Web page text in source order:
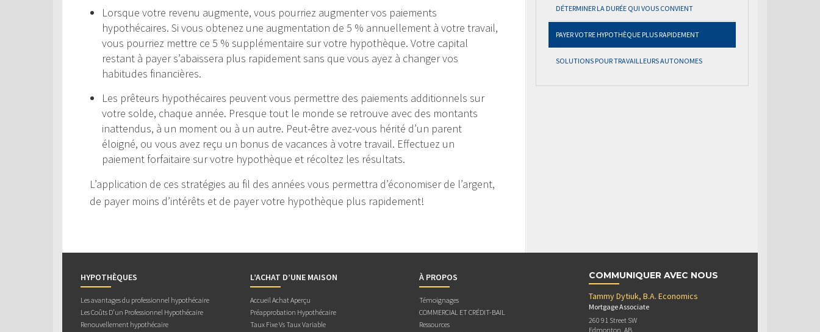
Lorsque votre revenu augmente, vous pourriez augmenter vos paiements
hypothécaires. Si vous obtenez une augmentation de 5 % annuellement à votre travail,
vous pourriez mettre ce 5 % supplémentaire sur votre hypothèque. Votre capital
restant à payer s’abaissera plus rapidement sans que vous ayez à changer vos
habitudes financières.
Les prêteurs hypothécaires peuvent vous permettre des paiements additionnels sur
votre solde, chaque année. Presque tout le monde se retrouve avec des montants
inattendus, à un moment ou à un autre. Peut-être avez-vous hérité d’un parent
éloigné, ou vous avez reçu un bonus de vacances à votre travail. Effectuez un
paiement forfaitaire sur votre hypothèque et récoltez les résultats.
L’application de ces stratégies au fil des années vous permettra d’économiser de l’argent,
de payer moins d’intérêts et de payer votre hypothèque plus rapidement!
DÉTERMINER LA DURÉE QUI VOUS CONVIENT
PAYER VOTRE HYPOTHÈQUE PLUS RAPIDEMENT
SOLUTIONS POUR TRAVAILLEURS AUTONOMES
HYPOTHÈQUES
Les avantages du professionnel hypothécaire
Les Coûts D’un Professionnel Hypothécaire
Renouvellement hypothécaire
L’ACHAT D’UNE MAISON
Accueil Achat Aperçu
Préapprobation Hypothécaire
Taux Fixe Vs Taux Variable
À PROPOS
Témoignages
COMMERCIAL ET CRÉDIT-BAIL
Ressources
COMMUNIQUER AVEC NOUS
Tammy Dytiuk, B.A. Economics
Mortgage Associate
260 91 Street SW
Edmonton, AB